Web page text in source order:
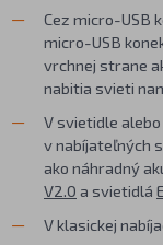
Cez micro-USB
micro-USB
vrchnej strane
nabitia svieti
V svietidle
v nabíjateľných
ako náhradný
V2.0 a svietidlá
V klasickej